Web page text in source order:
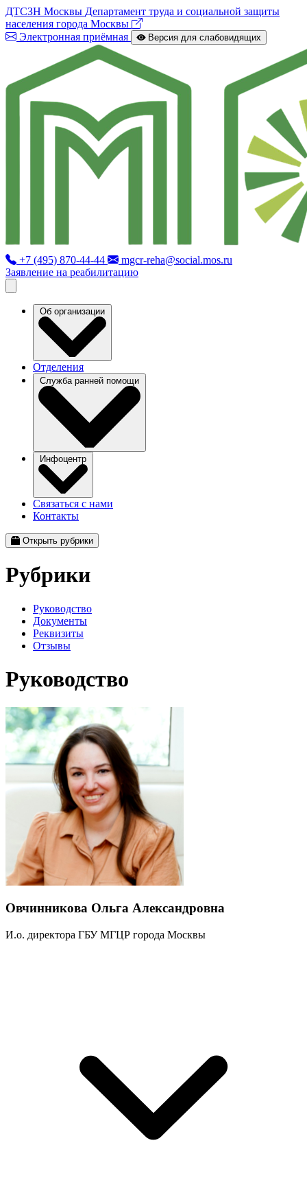
ДТСЗН Москвы Департамент труда и социальной защиты
населения города Москвы
Электронная приёмная
Версия для слабовидящих
+7 (495) 870-44-44
mgcr-reha@social.mos.ru
Заявление на реабилитацию
Об организации
Отделения
Служба ранней помощи
Инфоцентр
Связаться с нами
Контакты
Открыть рубрики
Рубрики
Руководство
Документы
Реквизиты
Отзывы
Руководство
Овчинникова Ольга Александровна
И.о. директора ГБУ МГЦР города Москвы